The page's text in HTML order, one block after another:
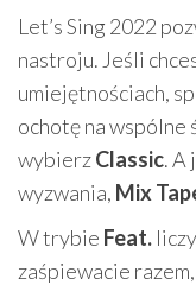
Let’s Sing 2022
nastroju. Jeśli
umiejętnościach,
ochotę na
wybierzClassic. A
wyzwania, Mix
W trybie Feat.
zaśpiewacie